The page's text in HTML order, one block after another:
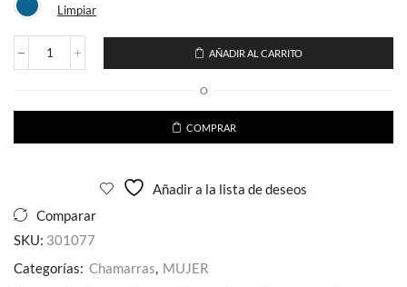
Limpiar
Chamarra
Pedreria
Dama
AÑADIR AL CARRITO
O
COMPRAR
Añadir a la lista de deseos
Comparar
SKU: 301077
Categorías: Chamarras, MUJER